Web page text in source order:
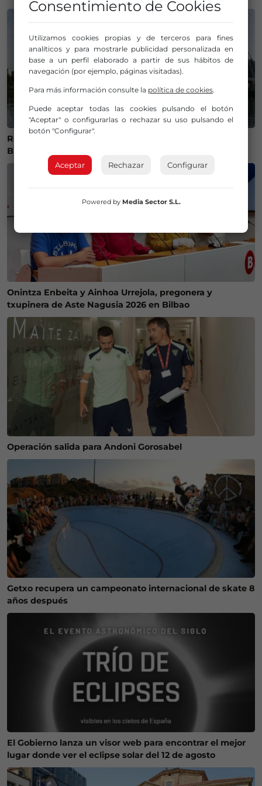
Recuperan el cuerpo sin vida de una mujer en la ría de
Bilbao
Onintza Enbeita y Ainhoa Urrejola, pregonera y
txupinera de Aste Nagusia 2026 en Bilbao
Operación salida para Andoni Gorosabel
Getxo recupera un campeonato internacional de skate 8
años después
El Gobierno lanza un visor web para encontrar el mejor
lugar donde ver el eclipse solar del 12 de agosto
Consentimiento de Cookies
Utilizamos cookies propias y de terceros para fines
analíticos y para mostrarle publicidad personalizada en
base a un perfil elaborado a partir de sus hábitos de
navegación (por ejemplo, páginas visitadas).
Para más información consulte la política de cookies.
Puede aceptar todas las cookies pulsando el botón
"Aceptar" o configurarlas o rechazar su uso pulsando el
botón "Configurar".
Aceptar Rechazar Configurar
Powered by Media Sector S.L.